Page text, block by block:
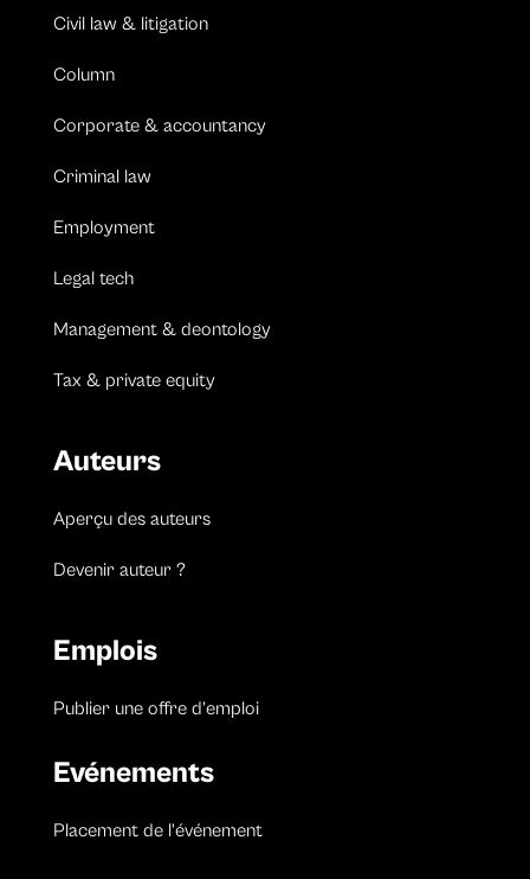
Civil law & litigation
Column
Corporate & accountancy
Criminal law
Employment
Legal tech
Management & deontology
Tax & private equity
Auteurs
Aperçu des auteurs
Devenir auteur ?
Emplois
Publier une offre d’emploi
Evénements
Placement de l’événement